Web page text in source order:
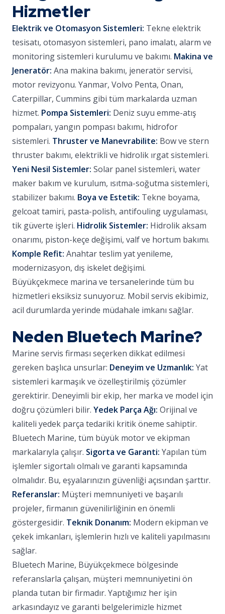
Hizmetler
Elektrik ve Otomasyon Sistemleri: Tekne elektrik
tesisatı, otomasyon sistemleri, pano imalatı, alarm ve
monitoring sistemleri kurulumu ve bakımı. Makina ve
Jeneratör: Ana makina bakımı, jeneratör servisi,
motor revizyonu. Yanmar, Volvo Penta, Onan,
Caterpillar, Cummins gibi tüm markalarda uzman
hizmet. Pompa Sistemleri: Deniz suyu emme-atış
pompaları, yangın pompası bakımı, hidrofor
sistemleri. Thruster ve Manevrabilite: Bow ve stern
thruster bakımı, elektrikli ve hidrolik ırgat sistemleri.
Yeni Nesil Sistemler: Solar panel sistemleri, water
maker bakım ve kurulum, ısıtma-soğutma sistemleri,
stabilizer bakımı. Boya ve Estetik: Tekne boyama,
gelcoat tamiri, pasta-polish, antifouling uygulaması,
tik güverte işleri. Hidrolik Sistemler: Hidrolik aksam
onarımı, piston-keçe değişimi, valf ve hortum bakımı.
Komple Refit: Anahtar teslim yat yenileme,
modernizasyon, dış iskelet değişimi.
Büyükçekmece marina ve tersanelerinde tüm bu
hizmetleri eksiksiz sunuyoruz. Mobil servis ekibimiz,
acil durumlarda yerinde müdahale imkanı sağlar.
Neden Bluetech Marine?
Marine servis firması seçerken dikkat edilmesi
gereken başlıca unsurlar: Deneyim ve Uzmanlık: Yat
sistemleri karmaşık ve özelleştirilmiş çözümler
gerektirir. Deneyimli bir ekip, her marka ve model için
doğru çözümleri bilir. Yedek Parça Ağı: Orijinal ve
kaliteli yedek parça tedariki kritik öneme sahiptir.
Bluetech Marine, tüm büyük motor ve ekipman
markalarıyla çalışır. Sigorta ve Garanti: Yapılan tüm
işlemler sigortalı olmalı ve garanti kapsamında
olmalıdır. Bu, eşyalarınızın güvenliği açısından şarttır.
Referanslar: Müşteri memnuniyeti ve başarılı
projeler, firmanın güvenilirliğinin en önemli
göstergesidir. Teknik Donanım: Modern ekipman ve
çekek imkanları, işlemlerin hızlı ve kaliteli yapılmasını
sağlar.
Bluetech Marine, Büyükçekmece bölgesinde
referanslarla çalışan, müşteri memnuniyetini ön
planda tutan bir firmadır. Yaptığımız her işin
arkasındayız ve garanti belgelerimizle hizmet